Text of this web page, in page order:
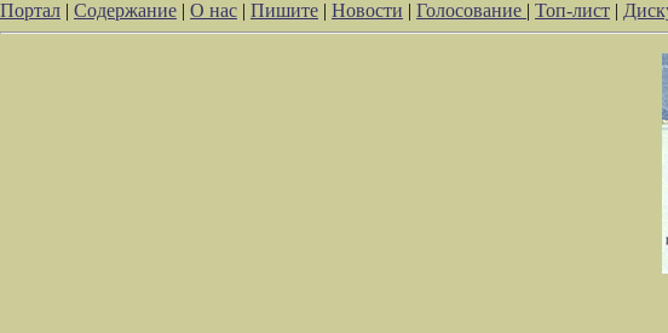
Портал | Содержание | О нас | Пишите | Новости | Голосование | Топ-лист |